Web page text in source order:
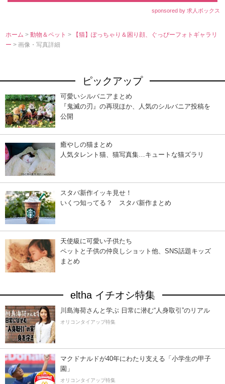
sponsored by 求人ボックス
ホーム >動物＆ペット>
【猫】ぽっちゃり＆困り顔、ぐっぴーフォトギャラリ
ー> 画像・写真詳細
ピックアップ
可愛いシルバニアまとめ
『鬼滅の刃』の再現ほか、人気のシルバニア投稿を
公開
癒やしの猫まとめ
人気タレント猫、猫写真集…キュートな猫ズラリ
スタバ新作イッキ見せ！
いくつ知ってる？ スタバ新作まとめ
天使級に可愛い子供たち
ペットと子供の仲良しショット他、SNS話題キッズ
まとめ
eltha イチオシ特集
川島海荷さんと学ぶ 日常に潜む“人身取引”のリアル
オリコンタイアップ特集
マクドナルドが40年にわたり支える「小学生の甲子
園」
オリコンタイアップ特集